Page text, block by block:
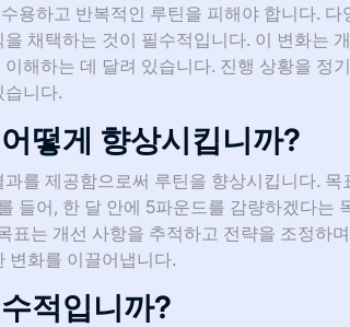
용하고 반복적인 루틴을 피해야 합니다. 다
채택하는 것이 필수적입니다. 이 변화는
해하는 데 달려 있습니다. 진행 상황을 정
니다.
떻게 향상시킵니까?
를 제공함으로써 루틴을 향상시킵니다.
들어, 한 달 안에 5파운드를 감량하겠다는
표는 개선 사항을 추적하고 전략을 조정하
변화를 이끌어냅니다.
적입니까?